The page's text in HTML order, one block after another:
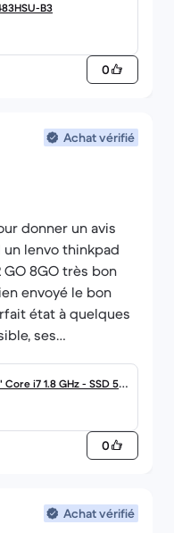
B3
0
Achat vérifié
donner un avis
lenvo thinkpad
GO 8GO très bon
envoyé le bon
état à quelques
ses
mois d utilisation,
intelligemment
en la matière, le
de si bien
Conclusion le
i7 1.8 GHz - SSD 512
0
Achat vérifié